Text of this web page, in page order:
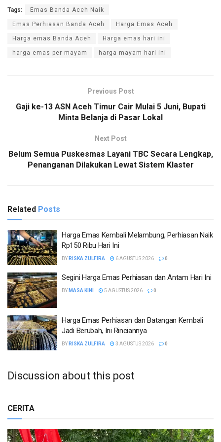
Tags: Emas Banda Aceh Naik
Emas Perhiasan Banda Aceh Harga Emas Aceh
Harga emas Banda Aceh Harga emas hari ini
harga emas per mayam harga mayam hari ini
Previous Post
Gaji ke-13 ASN Aceh Timur Cair Mulai 5 Juni, Bupati
Minta Belanja di Pasar Lokal
Next Post
Belum Semua Puskesmas Layani TBC Secara Lengkap,
Penanganan Dilakukan Lewat Sistem Klaster
Related Posts
Harga Emas Kembali Melambung, Perhiasan Naik
Rp150 Ribu Hari Ini
BY RISKA ZULFIRA 6 AGUSTUS 2026 0
Segini Harga Emas Perhiasan dan Antam Hari Ini
BY MASA KINI 5 AGUSTUS 2026 0
Harga Emas Perhiasan dan Batangan Kembali
Jadi Berubah, Ini Rinciannya
BY RISKA ZULFIRA 3 AGUSTUS 2026 0
Discussion about this post
CERITA